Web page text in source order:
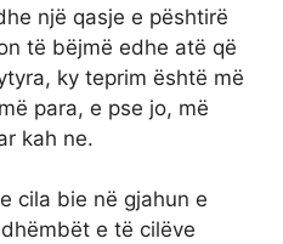
një qasje e pështirë
të bëjmë edhe atë që
ky teprim është më
para, e pse jo, më
kah ne.
cila bie në gjahun e
e të cilëve